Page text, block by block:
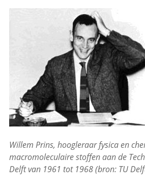
Willem Prins, hoogleraar fysica en
macromoleculaire stoffen aan de
Delft van 1961 tot 1968 (bron: TU